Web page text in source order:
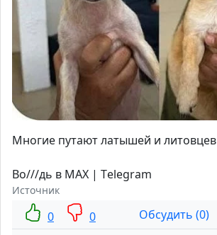
Многие путают латышей и литовцев
Во///дь в MAX | Тelegram
Источник
0 0
Обсудить (0)